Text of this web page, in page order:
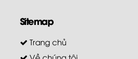
Sitemap
Trang chủ
Về chúng tôi